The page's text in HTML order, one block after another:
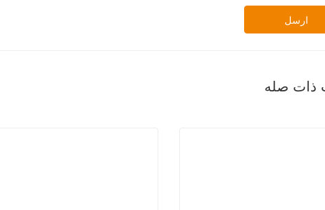
ارسل
ذات صله